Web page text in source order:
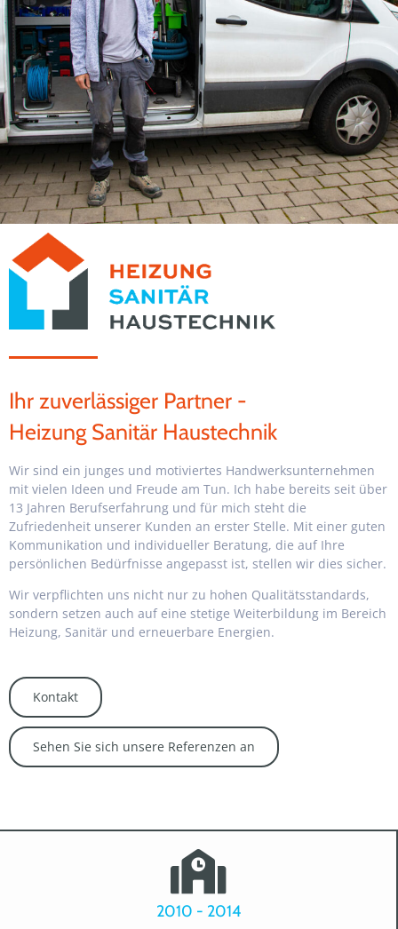
Ihr zuverlässiger Partner -
Heizung Sanitär Haustechnik
Wir sind ein junges und motiviertes Handwerksunternehmen
mit vielen Ideen und Freude am Tun. Ich habe bereits seit über
13 Jahren Berufserfahrung und für mich steht die
Zufriedenheit unserer Kunden an erster Stelle. Mit einer guten
Kommunikation und individueller Beratung, die auf Ihre
persönlichen Bedürfnisse angepasst ist, stellen wir dies sicher.
Wir verpflichten uns nicht nur zu hohen Qualitätsstandards,
sondern setzen auch auf eine stetige Weiterbildung im Bereich
Heizung, Sanitär und erneuerbare Energien.
Kontakt
Sehen Sie sich unsere Referenzen an
2010 - 2014